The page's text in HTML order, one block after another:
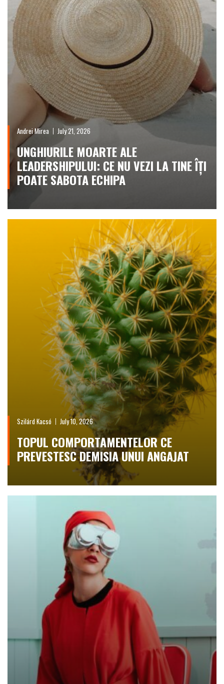
Andrei Mirea July 21, 2026
UNGHIURILE MOARTE ALE
LEADERSHIPULUI: CE NU VEZI LA TINE ÎȚI
POATE SABOTA ECHIPA
Szilárd Kacsó July 10, 2026
TOPUL COMPORTAMENTELOR CE
PREVESTESC DEMISIA UNUI ANGAJAT